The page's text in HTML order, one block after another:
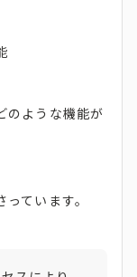
のような機能が
ています。